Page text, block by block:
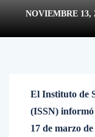
NOVIEMBRE 13,
El Instituto de
(ISSN) informó
17 de marzo